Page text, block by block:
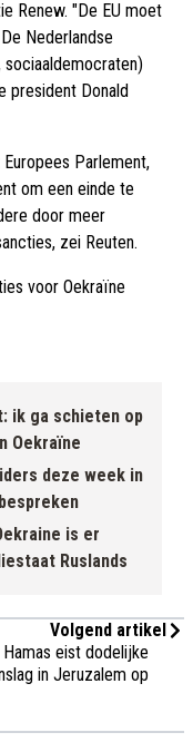
Renew. "De EU moet
Nederlandse
sociaaldemocraten)
president Donald
Parlement,
om een einde te
door meer
zei Reuten.
voor Oekraïne
ik ga schieten op
Oekraïne
deze week in
is er
Ruslands
Volgend artikel
Hamas eist dodelijke
in Jeruzalem op